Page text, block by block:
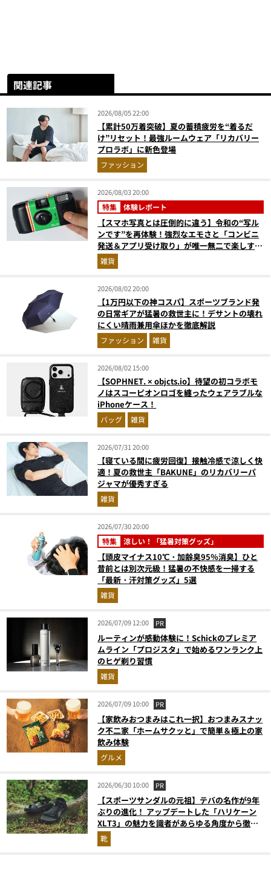
関連記事
2026/08/05 22:00
【累計50万着突破】夏の蓄積疲労を“着るだ
け”リセット！最強ルームウェア「リカバリー
プロラボ」に新色登場
ファッション
2026/08/03 20:00
特集 体験レポート
【スマホ写真とは圧倒的に違う】令和の“写ル
ンです”を再体験！強烈なエモさと「コンビニ
発送＆アプリ受け取り」が唯一無二で楽しすぎ
た雑貨
2026/08/02 20:00
【1万円以下の神コスパ】スポーツブランド発
の日常ギアが猛暑の救世主に！デサントの壊れ
にくい晴雨兼用傘ほかを徹底解説
ファッション 雑貨
2026/08/02 15:00
【SOPHNET. × objcts.io】待望の初コラボモ
ノはスコーピオンロゴを纏ったウェアラブルな
iPhoneケース！
バッグ 雑貨
2026/07/31 20:00
【寝ている間に疲労回復】接触冷感で涼しく快
適！夏の救世主「BAKUNE」のリカバリーパ
ジャマが優秀すぎる
雑貨
2026/07/30 20:00
特集 涼しい！「猛暑対策グッズ」
【頭皮マイナス10℃・加齢臭95％消臭】ひと
昔前とは別次元級！猛暑の不快感を一掃する
「最新・汗対策グッズ」5選
雑貨
2026/07/09 12:00 PR
ルーティンが感動体験に！Schickのプレミア
ムライン「プロジスタ」で始めるワンランク上
のヒゲ剃り習慣
雑貨
2026/07/09 10:00 PR
【家飲みおつまみはこれ一択】おつまみスナッ
ク不二家「ホームサクッと」で簡単＆極上の家
飲み体験
グルメ
2026/06/30 10:00 PR
【スポーツサンダルの元祖】テバの名作が9年
ぶりの進化！ アップデートした「ハリケーン
XLT3」の魅力を識者があらゆる角度から徹底
解説！
靴